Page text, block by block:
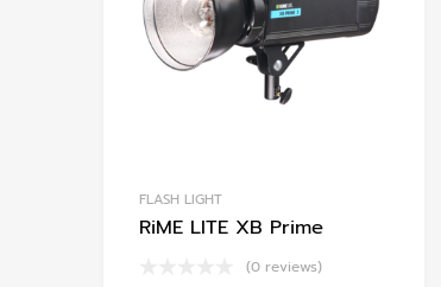
FLASH LIGHT
RiME LITE XB Prime
(0 reviews)